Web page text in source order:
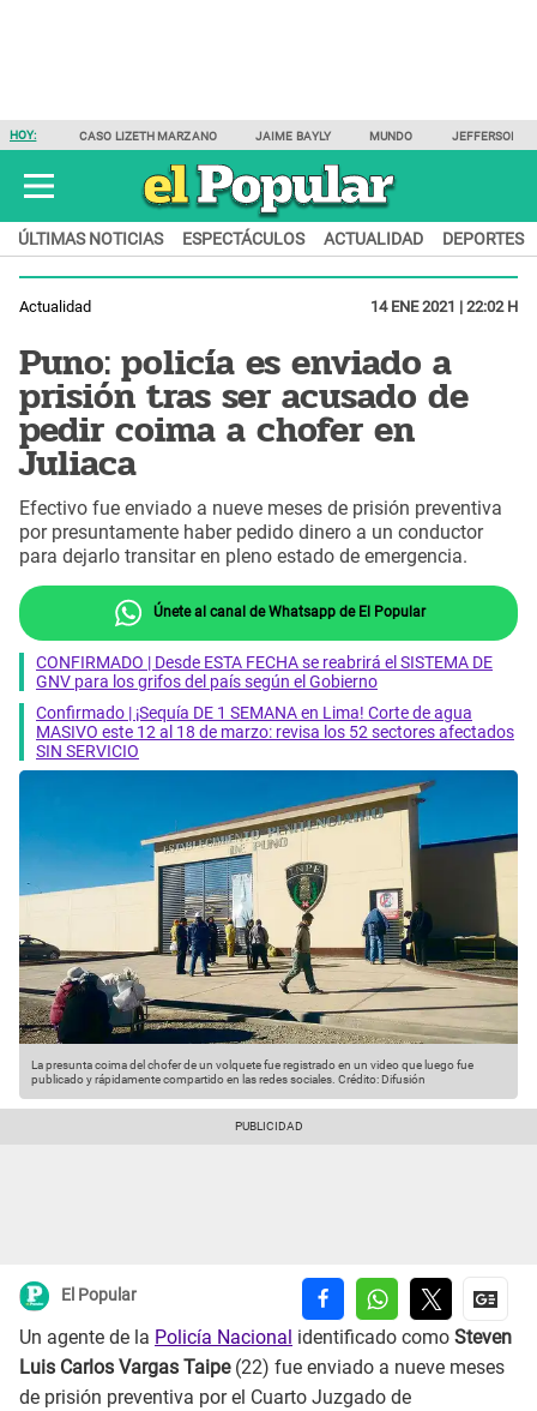
HOY: CASO LIZETH MARZANO JAIME BAYLY MUNDO JEFFERSON
ÚLTIMAS NOTICIAS ESPECTÁCULOS ACTUALIDAD DEPORTES
Actualidad 14 ENE 2021 | 22:02 H
Puno: policía es enviado a
prisión tras ser acusado de
pedir coima a chofer en
Juliaca
Efectivo fue enviado a nueve meses de prisión preventiva
por presuntamente haber pedido dinero a un conductor
para dejarlo transitar en pleno estado de emergencia.
Únete al canal de Whatsapp de El Popular
CONFIRMADO | Desde ESTA FECHA se reabrirá el SISTEMA DE
GNV para los grifos del país según el Gobierno
Confirmado | ¡Sequía DE 1 SEMANA en Lima! Corte de agua
MASIVO este 12 al 18 de marzo: revisa los 52 sectores afectados
SIN SERVICIO
La presunta coima del chofer de un volquete fue registrado en un video que luego fue
publicado y rápidamente compartido en las redes sociales. Crédito: Difusión
El Popular
Un agente de la Policía Nacional identificado como Steven
Luis Carlos Vargas Taipe(22) fue enviado a nueve meses
de prisión preventiva por el Cuarto Juzgado de